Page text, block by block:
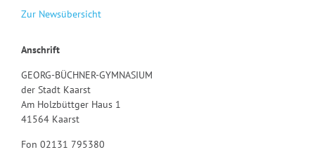
Zur Newsübersicht
Anschrift
GEORG-BÜCHNER-GYMNASIUM
der Stadt Kaarst
Am Holzbüttger Haus 1
41564 Kaarst
Fon 02131 795380